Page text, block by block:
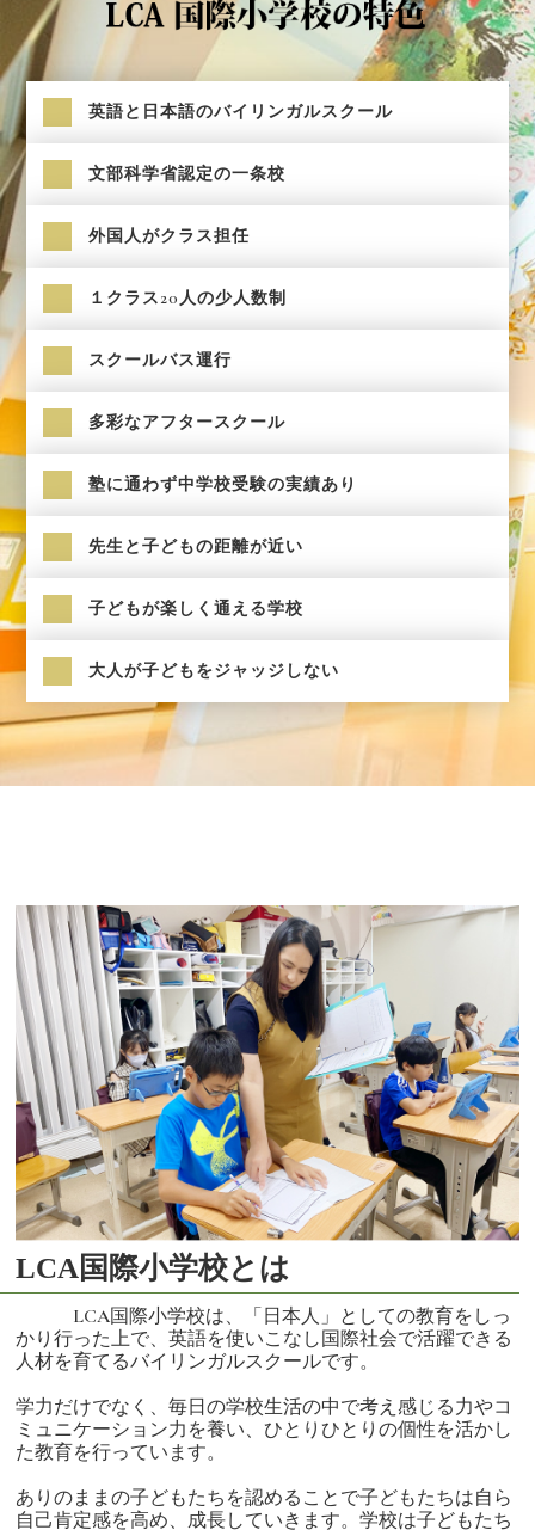
英語と日本語のバイリンガルスクール
文部科学省認定の一条校
外国人がクラス担任
１クラス20人の少人数制
スクールバス運行
多彩なアフタースクール
塾に通わず中学校受験の実績あり
先生と子どもの距離が近い
子どもが楽しく通える学校
大人が子どもをジャッジしない
LCA国際小学校とは
LCA国際小学校は、「日本人」としての教育をしっ
かり行った上で、英語を使いこなし国際社会で活躍できる
人材を育てるバイリンガルスクールです。
学力だけでなく、毎日の学校生活の中で考え感じる力やコ
ミュニケーション力を養い、ひとりひとりの個性を活かし
た教育を行っています。
ありのままの子どもたちを認めることで子どもたちは自ら
自己肯定感を高め、成長していきます。学校は子どもたち